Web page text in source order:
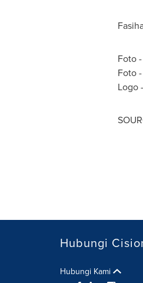
Foto -
Foto -
Logo -
Hubungi
Hubungi Kami